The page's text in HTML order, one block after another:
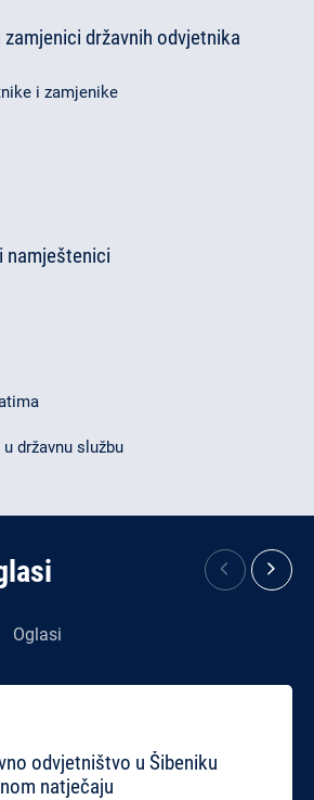
državnih odvjetnika
i zamjenike
namještenici
državnu službu
Oglasi
odvjetništvo u Šibeniku
natječaju